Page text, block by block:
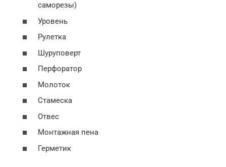
саморезы)
Уровень
Рулетка
Шуруповерт
Перфоратор
Молоток
Стамеска
Отвес
Монтажная пена
Герметик